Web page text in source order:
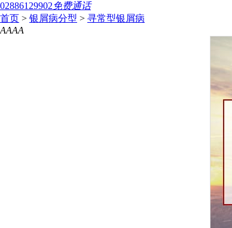
02886129902免费通话
首页 > 银屑病分型 > 寻常型银屑病
AAAA